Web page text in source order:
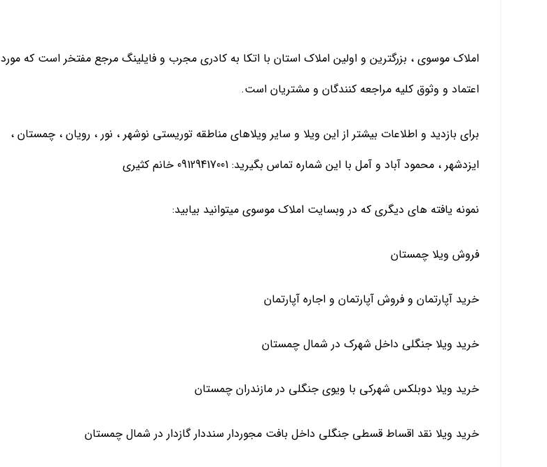
املاک موسوی ، بزرگترین و اولین املاک استان با اتکا به کادری مجرب و فایلینگ مرجع مفتخر است که مورد
اعتماد و وثوق کلیه مراجعه کنندگان و مشتریان است.
برای بازدید و اطلاعات بیشتر از این ویلا و سایر ویلاهای مناطقه توریستی نوشهر ، نور ، رویان ، چمستان ،
ایزدشهر ، محمود آباد و آمل با این شماره تماس بگیرید: 09129417001 خانم کثیری
نمونه یافته های دیگری که در وبسایت املاک موسوی میتوانید بیابید:
فروش ویلا چمستان
خرید آپارتمان و فروش آپارتمان و اجاره آپارتمان
خرید ویلا جنگلی داخل شهرک در شمال چمستان
خرید ویلا دوبلکس شهرکی با ویوی جنگلی در مازندران چمستان
خرید ویلا نقد اقساط قسطی جنگلی داخل بافت مجوردار سنددار گازدار در شمال چمستان